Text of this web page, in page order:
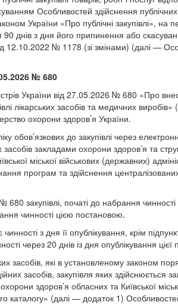
Особливостей здійснення публічних
України «Про публічні закупівлі», на
днів з дня його припинення або
12.10.2022 № 1178 (зі змінами) (далі —
№ 680
України від 27.05.2026 № 680 «Про
лікарських засобів та медичних
охорони здоров’я України.
до закупівлі через
закладами охорони здоров’я та
міської військових (державних)
програм та здійснення
закупівлі, початі до набрання чинності
чинності цією постановою.
з дня її опублікування, крім
через 20 днів із дня опублікування цієї
засобів, які в установленому законом
засобів, закупівля яких здійснюється
здоров’я обласних та Київської
каталогу» (далі — додаток 1)